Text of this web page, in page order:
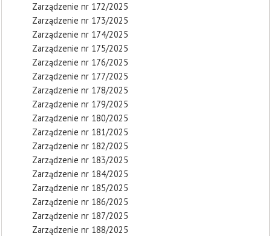
Zarządzenie nr 172/2025
Zarządzenie nr 173/2025
Zarządzenie nr 174/2025
Zarządzenie nr 175/2025
Zarządzenie nr 176/2025
Zarządzenie nr 177/2025
Zarządzenie nr 178/2025
Zarządzenie nr 179/2025
Zarządzenie nr 180/2025
Zarządzenie nr 181/2025
Zarządzenie nr 182/2025
Zarządzenie nr 183/2025
Zarządzenie nr 184/2025
Zarządzenie nr 185/2025
Zarządzenie nr 186/2025
Zarządzenie nr 187/2025
Zarządzenie nr 188/2025